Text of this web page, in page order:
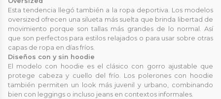
Esta tendencia llegó también a la ropa deportiva. Los modelos
oversized ofrecen una silueta más suelta que brinda libertad de
movimiento porque son tallas más grandes de lo normal. Así
que son perfectos para estilos relajados o para usar sobre otras
capas de ropa en días fríos.
Diseños con y sin hoodie
El modelo con hoodie es el clásico con gorro ajustable que
protege cabeza y cuello del frío. Los polerones con hoodie
también permiten un look más juvenil y urbano, combinando
bien con leggings o incluso jeans en contextos informales.